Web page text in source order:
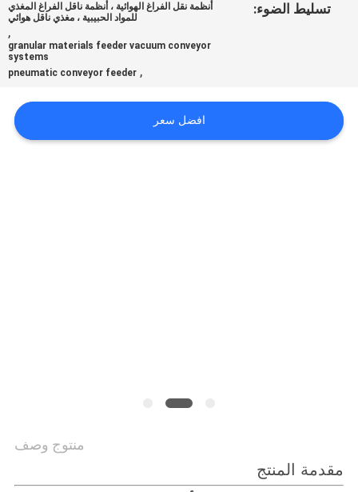
اتصل
اطلب
اقتباس
تسليط الضوء:
أنظمة نقل الفراغ الهوائية ، أنظمة ناقل الفراغ المغذي
للمواد الحبيبية ، مغذي ناقل هوائي
,
granular materials feeder vacuum conveyor
systems
,
pneumatic conveyor feeder
افضل سعر
منتوج وصف
مقدمة المنتج